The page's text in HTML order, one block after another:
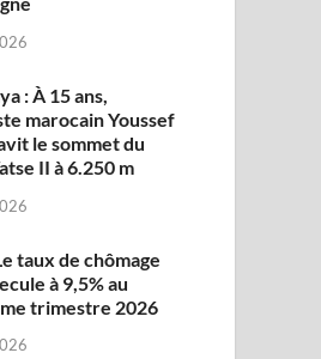
: À 15 ans,
marocain Youssef
le sommet du
II à 6.250 m
taux de chômage
à 9,5% au
trimestre 2026